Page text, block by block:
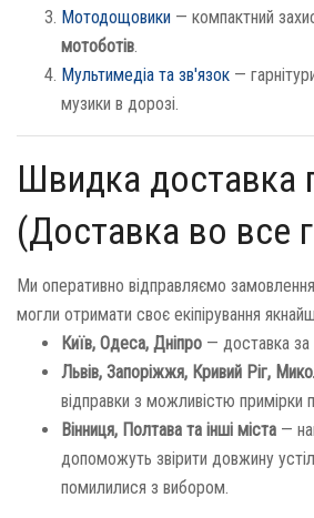
Мотодощовики — компактний
мотоботів.
Мультимедіа та зв'язок —
музики в дорозі.
Швидка доставка
(Доставка во все
Ми оперативно відправляємо
могли отримати своє екіпірування
Київ, Одеса, Дніпро — доставка за
Львів, Запоріжжя, Кривий Ріг,
відправки з можливістю примірки
Вінниця, Полтава та інші міста —
допоможуть звірити довжину
помилилися з вибором.